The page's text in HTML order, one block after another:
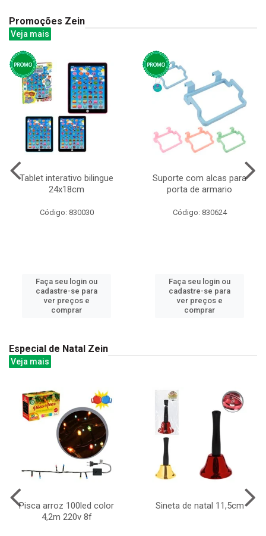
Promoções Zein
Veja mais
Tablet interativo bilingue
24x18cm
Código: 830030
Faça seu login ou
cadastre-se para
ver preços e
comprar
Suporte com alcas para
porta de armario
Código: 830624
Faça seu login ou
cadastre-se para
ver preços e
comprar
Especial de Natal Zein
Veja mais
Pisca arroz 100led color
4,2m 220v 8f
Sineta de natal 11,5cm